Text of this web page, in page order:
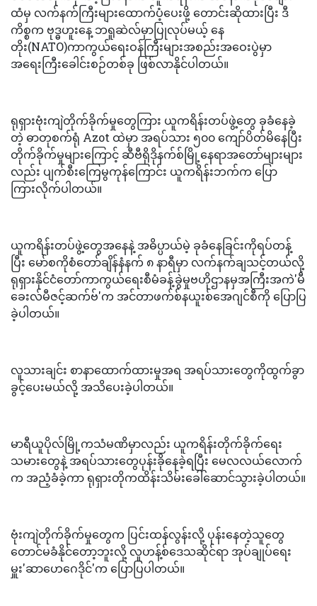
ထံမှ လက်နက်ကြီးများထောက်ပံ့ပေးဖို့ တောင်းဆိုထားပြီး ဒီ
ကိစ္စက ဗုဒ္ဓဟူးနေ့ ဘရူဆဲလ်မှာပြုလုပ်မယ့် နေ
တိုး(NATO)ကာကွယ်ရေးဝန်ကြီးများအစည်းအဝေးပွဲမှာ
အရေးကြီးခေါင်းစဉ်တစ်ခု ဖြစ်လာနိုင်ပါတယ်။
ရုရှားဗုံးကျဲတိုက်ခိုက်မှုတွေကြား ယူကရိန်းတပ်ဖွဲ့တွေ ခုခံနေခဲ့
တဲ့ ဓာတုစက်ရုံ Azot ထဲမှာ အရပ်သား ၅၀၀ ကျော်ပိတ်မိနေပြီး
တိုက်ခိုက်မှုများကြောင့် ဆီဗီရိုဒိုနက်စ်မြို့နေရာအတော်များများ
လည်း ပျက်စီးကြေမွကုန်ကြောင်း ယူကရိန်းဘက်က ပြော
ကြားလိုက်ပါတယ်။
ယူကရိန်းတပ်ဖွဲ့တွေအနေနဲ့ အဓိပ္ပာယ်မဲ့ ခုခံနေခြင်းကိုရပ်တန့်
ပြီး မော်စကိုစံတော်ချိန်နံနက် ၈ နာရီမှာ လက်နက်ချသင့်တယ်လို့
ရုရှားနိုင်ငံတော်ကာကွယ်ရေးစီမံခန့်ခွဲမှုဗဟိုဌာနမှအကြီးအကဲ'မီ
ခေးလ်မီဇင့်ဆက်ဗ်'က အင်တာဖက်စ်နယူးစ်အေဂျင်စီကို ပြောပြ
ခဲ့ပါတယ်။
လူသားချင်း စာနာထောက်ထားမှုအရ အရပ်သားတွေကိုထွက်ခွာ
ခွင့်ပေးမယ်လို့ အသိပေးခဲ့ပါတယ်။
မာရီယူပိုလ်မြို့ကသံမဏိမှာလည်း ယူကရိန်းတိုက်ခိုက်ရေး
သမားတွေနဲ့ အရပ်သားတွေပုန်းခိုနေခဲ့ရပြီး မေလလယ်လောက်
က အညံ့ခံခဲ့ကာ ရုရှားတိုကထိန်းသိမ်းခေါ်ဆောင်သွားခဲ့ပါတယ်။
ဗုံးကျဲတိုက်ခိုက်မှုတွေက ပြင်းထန်လွန်းလို့ ပုန်းနေတဲ့သူတွေ
တောင်မခံနိုင်တော့ဘူးလို့ လူဟန့်စ်ဒေသဆိုင်ရာ အုပ်ချုပ်ရေး
မှူး'ဆာဟေဂေဒိုင်'က ပြောပြပါတယ်။